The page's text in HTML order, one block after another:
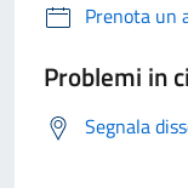
Prenota un
Problemi in
Segnala